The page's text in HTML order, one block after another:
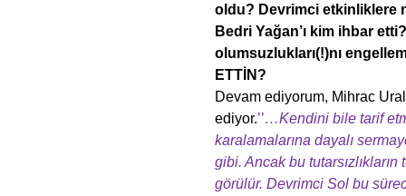
oldu? Devrimci etkinliklere
Bedri Yağan’ı kim ihbar
olumsuzlukları(!)nı
ETTİN?
Devam ediyorum, Mihrac
ediyor.’’…Kendini bile tarif
karalamalarına dayalı
gibi. Ancak bu
görülür. Devrimci Sol bu